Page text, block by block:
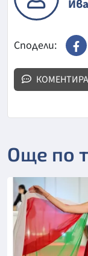
Сподели:
Още по